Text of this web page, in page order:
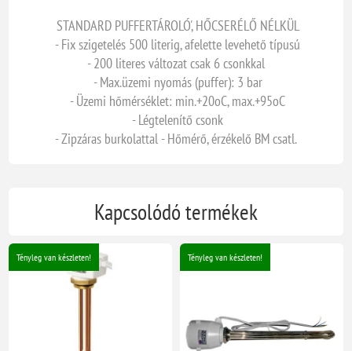
STANDARD PUFFERTÁROLÓ', HŐCSERÉLŐ NÉLKÜL
- Fix szigetelés 500 literig, afelette levehető típusú
- 200 literes változat csak 6 csonkkal
- Max.üzemi nyomás (puffer): 3 bar
- Üzemi hőmérséklet: min.+20oC, max.+95oC
- Légtelenítő csonk
- Zipzáras burkolattal - Hőmérő, érzékelő BM csatl.
Kapcsolódó termékek
Tényleg van készleten! Tényleg van készleten!